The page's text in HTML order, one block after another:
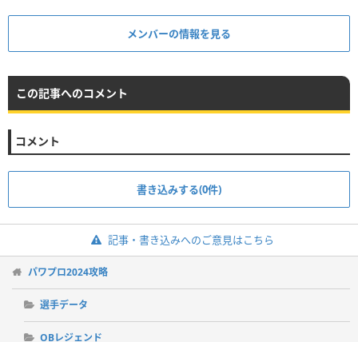
メンバーの情報を見る
この記事へのコメント
コメント
書き込みする(0件)
記事・書き込みへのご意見はこちら
パワプロ2024攻略
選手データ
OBレジェンド